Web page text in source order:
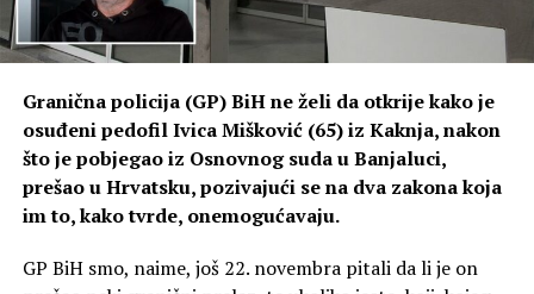
Granična policija (GP) BiH ne želi da otkrije kako je
osuđeni pedofil Ivica Mišković (65) iz Kaknja, nakon
što je pobjegao iz Osnovnog suda u Banjaluci,
prešao u Hrvatsku, pozivajući se na dva zakona koja
im to, kako tvrde, onemogućavaju.
GP BiH smo, naime, još 22. novembra pitali da li je on